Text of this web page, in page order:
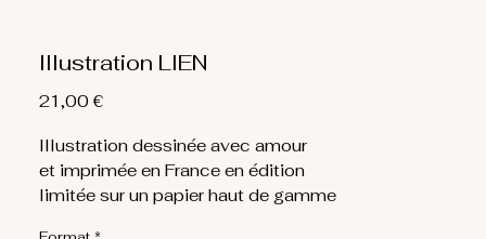
Illustration LIEN
21,00 €
Illustration dessinée avec amour
et imprimée en France en édition
limitée sur un papier haut de gamme